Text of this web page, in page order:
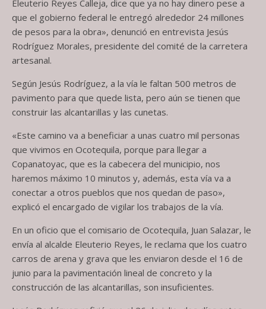
Eleuterio Reyes Calleja, dice que ya no hay dinero pese a
que el gobierno federal le entregó alrededor 24 millones
de pesos para la obra», denunció en entrevista Jesús
Rodríguez Morales, presidente del comité de la carretera
artesanal.
Según Jesús Rodríguez, a la vía le faltan 500 metros de
pavimento para que quede lista, pero aún se tienen que
construir las alcantarillas y las cunetas.
«Este camino va a beneficiar a unas cuatro mil personas
que vivimos en Ocotequila, porque para llegar a
Copanatoyac, que es la cabecera del municipio, nos
haremos máximo 10 minutos y, además, esta vía va a
conectar a otros pueblos que nos quedan de paso»,
explicó el encargado de vigilar los trabajos de la vía.
En un oficio que el comisario de Ocotequila, Juan Salazar, le
envía al alcalde Eleuterio Reyes, le reclama que los cuatro
carros de arena y grava que les enviaron desde el 16 de
junio para la pavimentación lineal de concreto y la
construcción de las alcantarillas, son insuficientes.